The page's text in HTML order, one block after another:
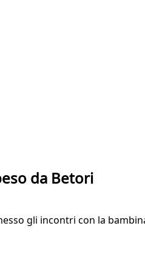
da Betori
gli incontri con la